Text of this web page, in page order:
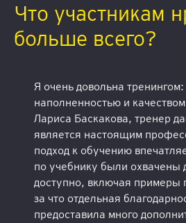
Что участникам
больше всего?
Я очень довольна тренингом:
наполненностью и
Лариса Баскакова, тренер
является настоящим
подход к обучению
по учебнику были охвачены
доступно, включая примеры
за что отдельная
предоставила много